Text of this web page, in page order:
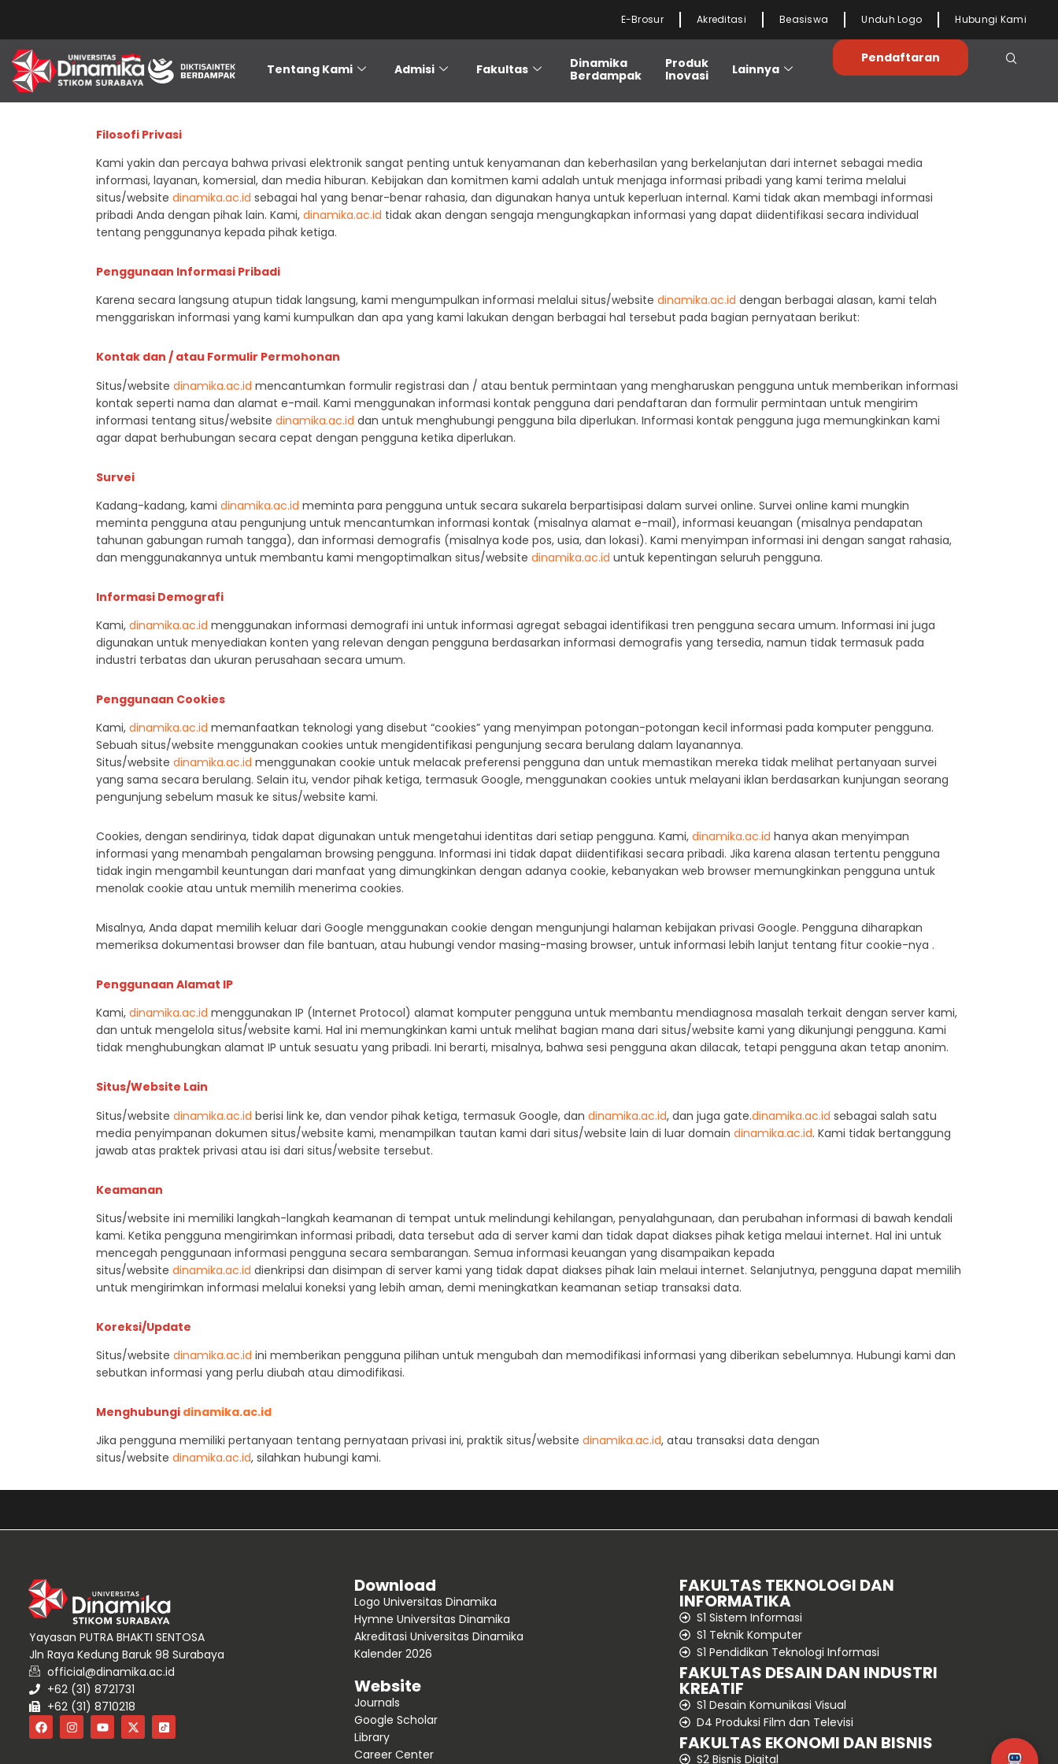
E-Brosur Akreditasi Beasiswa Unduh Logo Hubungi Kami
Tentang Kami Admisi Fakultas
Dinamika
Berdampak
Produk
Inovasi
Lainnya
Pendaftaran
Filosofi Privasi
Kami yakin dan percaya bahwa privasi elektronik sangat penting untuk kenyamanan dan keberhasilan yang berkelanjutan dari internet sebagai media
informasi, layanan, komersial, dan media hiburan. Kebijakan dan komitmen kami adalah untuk menjaga informasi pribadi yang kami terima melalui
situs/website dinamika.ac.id sebagai hal yang benar-benar rahasia, dan digunakan hanya untuk keperluan internal. Kami tidak akan membagi informasi
pribadi Anda dengan pihak lain. Kami, dinamika.ac.id tidak akan dengan sengaja mengungkapkan informasi yang dapat diidentifikasi secara individual
tentang penggunanya kepada pihak ketiga.
Penggunaan Informasi Pribadi
Karena secara langsung atupun tidak langsung, kami mengumpulkan informasi melalui situs/website dinamika.ac.id dengan berbagai alasan, kami telah
menggariskan informasi yang kami kumpulkan dan apa yang kami lakukan dengan berbagai hal tersebut pada bagian pernyataan berikut:
Kontak dan / atau Formulir Permohonan
Situs/website dinamika.ac.id mencantumkan formulir registrasi dan / atau bentuk permintaan yang mengharuskan pengguna untuk memberikan informasi
kontak seperti nama dan alamat e-mail. Kami menggunakan informasi kontak pengguna dari pendaftaran dan formulir permintaan untuk mengirim
informasi tentang situs/website dinamika.ac.id dan untuk menghubungi pengguna bila diperlukan. Informasi kontak pengguna juga memungkinkan kami
agar dapat berhubungan secara cepat dengan pengguna ketika diperlukan.
Survei
Kadang-kadang, kami dinamika.ac.id meminta para pengguna untuk secara sukarela berpartisipasi dalam survei online. Survei online kami mungkin
meminta pengguna atau pengunjung untuk mencantumkan informasi kontak (misalnya alamat e-mail), informasi keuangan (misalnya pendapatan
tahunan gabungan rumah tangga), dan informasi demografis (misalnya kode pos, usia, dan lokasi). Kami menyimpan informasi ini dengan sangat rahasia,
dan menggunakannya untuk membantu kami mengoptimalkan situs/website dinamika.ac.id untuk kepentingan seluruh pengguna.
Informasi Demografi
Kami, dinamika.ac.id menggunakan informasi demografi ini untuk informasi agregat sebagai identifikasi tren pengguna secara umum. Informasi ini juga
digunakan untuk menyediakan konten yang relevan dengan pengguna berdasarkan informasi demografis yang tersedia, namun tidak termasuk pada
industri terbatas dan ukuran perusahaan secara umum.
Penggunaan Cookies
Kami, dinamika.ac.id memanfaatkan teknologi yang disebut “cookies” yang menyimpan potongan-potongan kecil informasi pada komputer pengguna.
Sebuah situs/website menggunakan cookies untuk mengidentifikasi pengunjung secara berulang dalam layanannya.
Situs/website dinamika.ac.id menggunakan cookie untuk melacak preferensi pengguna dan untuk memastikan mereka tidak melihat pertanyaan survei
yang sama secara berulang. Selain itu, vendor pihak ketiga, termasuk Google, menggunakan cookies untuk melayani iklan berdasarkan kunjungan seorang
pengunjung sebelum masuk ke situs/website kami.
Cookies, dengan sendirinya, tidak dapat digunakan untuk mengetahui identitas dari setiap pengguna. Kami, dinamika.ac.id hanya akan menyimpan
informasi yang menambah pengalaman browsing pengguna. Informasi ini tidak dapat diidentifikasi secara pribadi. Jika karena alasan tertentu pengguna
tidak ingin mengambil keuntungan dari manfaat yang dimungkinkan dengan adanya cookie, kebanyakan web browser memungkinkan pengguna untuk
menolak cookie atau untuk memilih menerima cookies.
Misalnya, Anda dapat memilih keluar dari Google menggunakan cookie dengan mengunjungi halaman kebijakan privasi Google. Pengguna diharapkan
memeriksa dokumentasi browser dan file bantuan, atau hubungi vendor masing-masing browser, untuk informasi lebih lanjut tentang fitur cookie-nya .
Penggunaan Alamat IP
Kami, dinamika.ac.id menggunakan IP (Internet Protocol) alamat komputer pengguna untuk membantu mendiagnosa masalah terkait dengan server kami,
dan untuk mengelola situs/website kami. Hal ini memungkinkan kami untuk melihat bagian mana dari situs/website kami yang dikunjungi pengguna. Kami
tidak menghubungkan alamat IP untuk sesuatu yang pribadi. Ini berarti, misalnya, bahwa sesi pengguna akan dilacak, tetapi pengguna akan tetap anonim.
Situs/Website Lain
Situs/website dinamika.ac.id berisi link ke, dan vendor pihak ketiga, termasuk Google, dan dinamika.ac.id, dan juga gate.dinamika.ac.id sebagai salah satu
media penyimpanan dokumen situs/website kami, menampilkan tautan kami dari situs/website lain di luar domain dinamika.ac.id. Kami tidak bertanggung
jawab atas praktek privasi atau isi dari situs/website tersebut.
Keamanan
Situs/website ini memiliki langkah-langkah keamanan di tempat untuk melindungi kehilangan, penyalahgunaan, dan perubahan informasi di bawah kendali
kami. Ketika pengguna mengirimkan informasi pribadi, data tersebut ada di server kami dan tidak dapat diakses pihak ketiga melaui internet. Hal ini untuk
mencegah penggunaan informasi pengguna secara sembarangan. Semua informasi keuangan yang disampaikan kepada
situs/website dinamika.ac.id dienkripsi dan disimpan di server kami yang tidak dapat diakses pihak lain melaui internet. Selanjutnya, pengguna dapat memilih
untuk mengirimkan informasi melalui koneksi yang lebih aman, demi meningkatkan keamanan setiap transaksi data.
Koreksi/Update
Situs/website dinamika.ac.id ini memberikan pengguna pilihan untuk mengubah dan memodifikasi informasi yang diberikan sebelumnya. Hubungi kami dan
sebutkan informasi yang perlu diubah atau dimodifikasi.
Menghubungi dinamika.ac.id
Jika pengguna memiliki pertanyaan tentang pernyataan privasi ini, praktik situs/website dinamika.ac.id, atau transaksi data dengan
situs/website dinamika.ac.id, silahkan hubungi kami.
Yayasan PUTRA BHAKTI SENTOSA
Jln Raya Kedung Baruk 98 Surabaya
official@dinamika.ac.id
+62 (31) 8721731
+62 (31) 8710218
Download
Logo Universitas Dinamika
Hymne Universitas Dinamika
Akreditasi Universitas Dinamika
Kalender 2026
Website
Journals
Google Scholar
Library
Career Center
FAKULTAS TEKNOLOGI DAN
INFORMATIKA
S1 Sistem Informasi
S1 Teknik Komputer
S1 Pendidikan Teknologi Informasi
FAKULTAS DESAIN DAN INDUSTRI
KREATIF
S1 Desain Komunikasi Visual
D4 Produksi Film dan Televisi
FAKULTAS EKONOMI DAN BISNIS
S2 Bisnis Digital